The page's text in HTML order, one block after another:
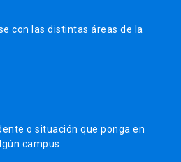
con las distintas áreas de la
o situación que ponga en
campus.